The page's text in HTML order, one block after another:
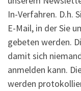
In-Verfahren. D.h.
E-Mail, in der Sie
gebeten werden.
damit sich
anmelden kann.
werden